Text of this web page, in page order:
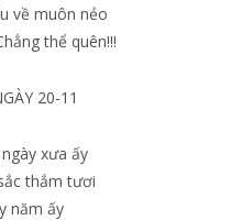
về muôn nẻo
thể quên!!!
20-11
xưa ấy
thắm tươi
năm ấy